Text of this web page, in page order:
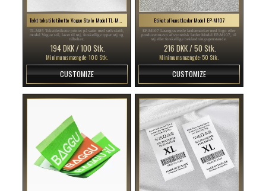
TL-M85 Tekstiletikette printet på satin med sølvskrift,
model Vogue stil, lavet til tøj, forskellige typer tøj og
tilbehør.
194 DKK / 100 Stk.
Minimumsmængde: 100 Stk.
CUSTOMIZE
Etiket af kunstlæder Model EP-M107
EP-M107 Lasergraverede lædermærker med logo eller
producentnavn af syntetisk læder Model EP-M107, til
tøj eller forskellige beklædningsgenstande.
216 DKK / 50 Stk.
Minimumsmængde: 50 Stk.
CUSTOMIZE